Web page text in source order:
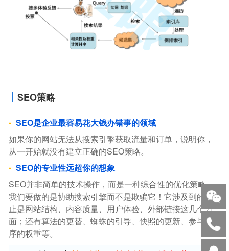
SEO策略
SEO是企业最容易花大钱办错事的领域
如果你的网站无法从搜索引擎获取流量和订单，说明你，
从一开始就没有建立正确的SEO策略。
SEO的专业性远超你的想象
SEO并非简单的技术操作，而是一种综合性的优化策略。
我们要做的是协助搜索引擎而不是欺骗它！它涉及到的不
止是网站结构、内容质量、用户体验、外部链接这几个方
面；还有算法的更替、蜘蛛的引导、快照的更新、参与排
序的权重等。